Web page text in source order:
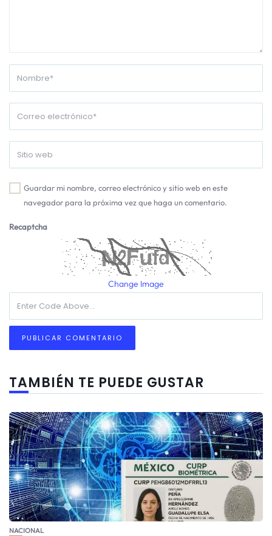
Guardar mi nombre, correo electrónico y sitio web en este
navegador para la próxima vez que haga un comentario.
Recaptcha
Change Image
TAMBIÉN TE PUEDE GUSTAR
NACIONAL